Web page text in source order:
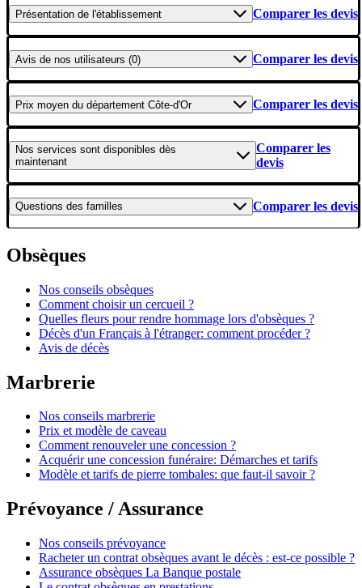
Présentation de l'établissement Comparer les devis
Avis de nos utilisateurs (0) Comparer les devis
Prix moyen du département Côte-d'Or Comparer les devis
Nos services sont disponibles dès
maintenant
Comparer les
devis
Questions des familles Comparer les devis
Obsèques
Nos conseils obsèques
Comment choisir un cercueil ?
Quelles fleurs pour rendre hommage lors d'obsèques ?
Décès d'un Français à l'étranger: comment procéder ?
Avis de décès
Marbrerie
Nos conseils marbrerie
Prix et modèle de caveau
Comment renouveler une concession ?
Acquérir une concession funéraire: Démarches et tarifs
Modèle et tarifs de pierre tombales: que faut-il savoir ?
Prévoyance / Assurance
Nos conseils prévoyance
Racheter un contrat obsèques avant le décès : est-ce possible ?
Assurance obsèques La Banque postale